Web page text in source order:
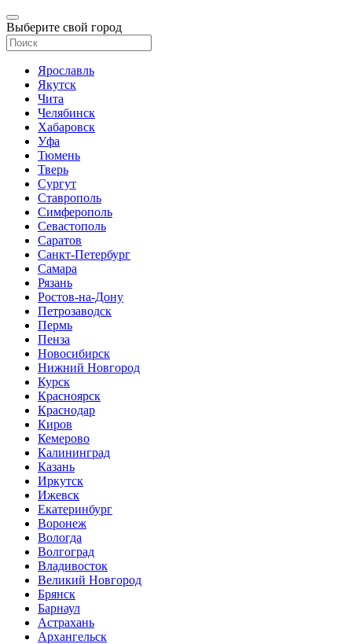
Выберите свой город
Ярославль
Якутск
Чита
Челябинск
Хабаровск
Уфа
Тюмень
Тверь
Сургут
Ставрополь
Симферополь
Севастополь
Саратов
Санкт-Петербург
Самара
Рязань
Ростов-на-Дону
Петрозаводск
Пермь
Пенза
Новосибирск
Нижний Новгород
Курск
Красноярск
Краснодар
Киров
Кемерово
Калининград
Казань
Иркутск
Ижевск
Екатеринбург
Воронеж
Вологда
Волгоград
Владивосток
Великий Новгород
Брянск
Барнаул
Астрахань
Архангельск